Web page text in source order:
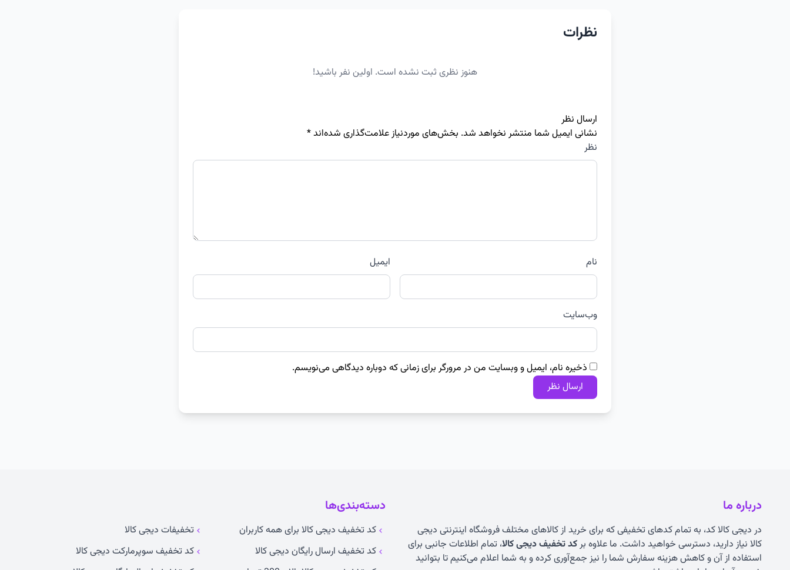
نظرات
هنوز نظری ثبت نشده است. اولین نفر باشید!
ارسال نظر
نشانی ایمیل شما منتشر نخواهد شد. بخش‌های موردنیاز علامت‌گذاری شده‌اند*
نظر
نام ایمیل
وب‌سایت
ذخیره نام، ایمیل و وبسایت من در مرورگر برای زمانی که دوباره دیدگاهی می‌نویسم.
درباره ما
در دیجی کالا کد، به تمام کدهای تخفیفی که برای خرید از کالاهای مختلف فروشگاه اینترنتی دیجی
کالا نیاز دارید، دسترسی خواهید داشت. ما علاوه برکد تخفیف دیجی کالا، تمام اطلاعات جانبی برای
استفاده از آن و کاهش هزینه سفارش شما را نیز جمع‌آوری کرده و به شما اعلام می‌کنیم تا بتوانید
دسته‌بندی‌ها
کد تخفیف دیجی کالا برای همه کاربران
تخفیفات دیجی کالا
کد تخفیف ارسال رایگان دیجی کالا
کد تخفیف سوپرمارکت دیجی کالا